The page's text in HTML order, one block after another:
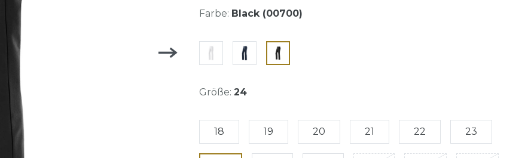
Farbe: Black (00700)
Größe: 24
18 19 20 21 22 23